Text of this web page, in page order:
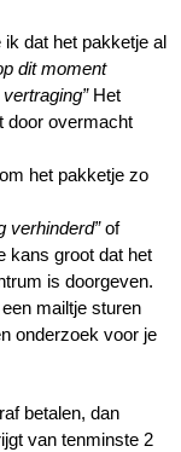
dat het pakketje al
dit moment
Het
door overmacht
het pakketje zo
verhinderd”of
kans groot dat het
is doorgeven.
mailtje sturen
onderzoek voor je
betalen, dan
van tenminste 2